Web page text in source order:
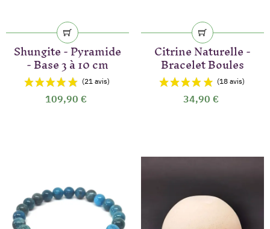
Shungite - Pyramide
- Base 3 à 10 cm
109,90 €
Citrine Naturelle -
Bracelet Boules
34,90 €